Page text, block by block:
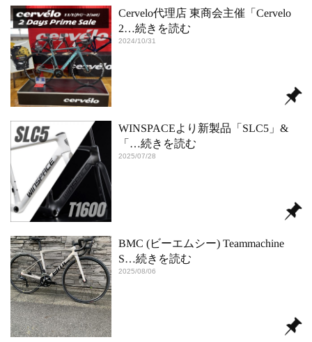
Cervelo代理店 東商会主催「Cervelo
2…続きを読む
2024/10/31
WINSPACEより新製品「SLC5」&
「 …続きを読む
2025/07/28
BMC (ビーエムシー) Teammachine
S…続きを読む
2025/08/06